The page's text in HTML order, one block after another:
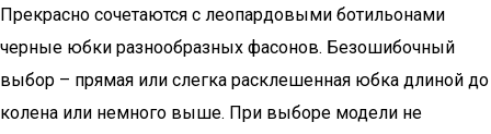
Прекрасно сочетаются с леопардовыми ботильонами
черные юбки разнообразных фасонов. Безошибочный
выбор – прямая или слегка расклешенная юбка длиной до
колена или немного выше. При выборе модели не